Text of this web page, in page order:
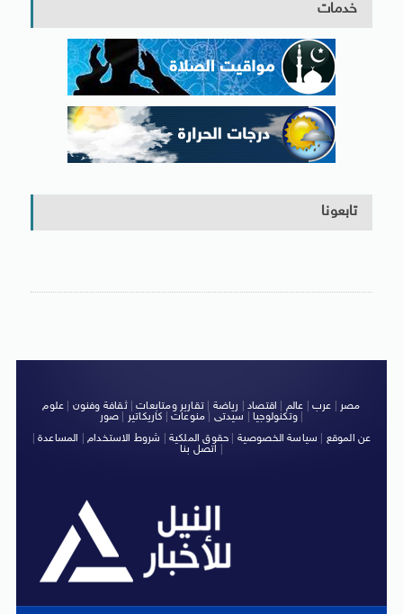
خدمات
تابعونا
مصر عرب عالم اقتصاد رياضة |تقارير ومتابعات|ثقافة وفنون
علوم
وتكنولوجيا| سيدتى منوعات كاريكاتير صور
|
عن الموقع
سياسة الخصوصية حقوق الملكية شروط الاستخدام| المساعدة|
اتصل بنا